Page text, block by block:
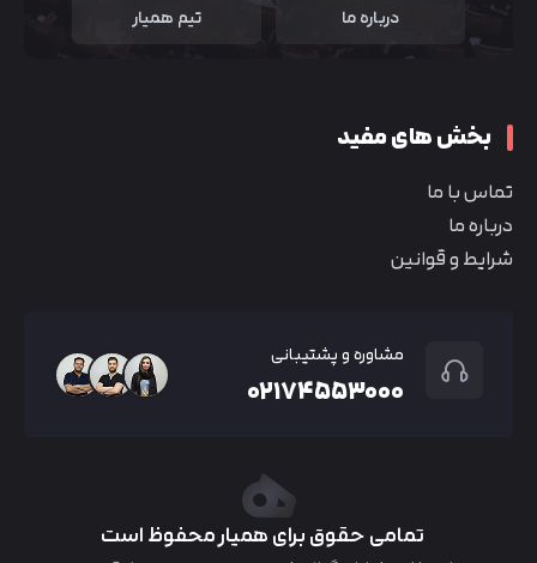
درباره ما تیم همیار
بخش های مفید
تماس با ما
درباره ما
شرایط و قوانین
مشاوره و پشتیبانی
۰۲۱۷۴۵۵۳۰۰۰
تمامی حقوق برای همیار محفوظ است